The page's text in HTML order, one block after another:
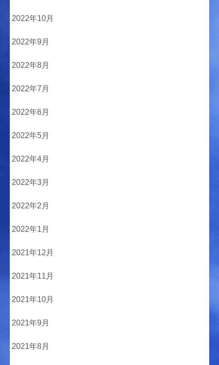
2022年10月
2022年9月
2022年8月
2022年7月
2022年6月
2022年5月
2022年4月
2022年3月
2022年2月
2022年1月
2021年12月
2021年11月
2021年10月
2021年9月
2021年8月